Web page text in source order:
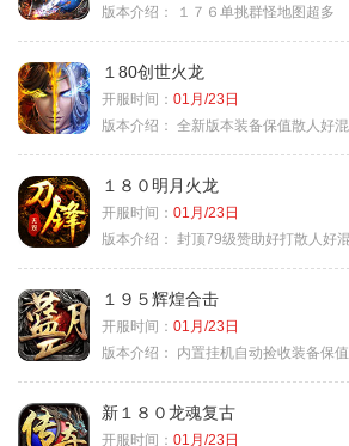
版本介绍：
１７６单挑群怪地图超多
１80创世火龙
开服时间： 01月/23日
版本介绍： 全新版本装备保值散人好
１８０明月火龙
开服时间： 01月/23日
版本介绍： 封顶79级赞助好打散人好
１９５辉煌合击
开服时间： 01月/23日
版本介绍：
内置挂机自动捡收装备保
新１８０龙魂复古
开服时间： 01月/23日